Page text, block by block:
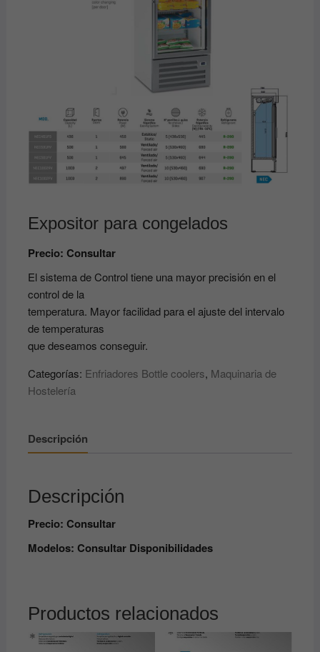
Expositor para congelados
Precio: Consultar
El sistema de Control tiene una mayor precisión en el
control de la
temperatura. Mayor facilidad para el ajuste del intervalo
de temperaturas
que deseamos conseguir.
Categorías: Enfriadores Bottle coolers, Maquinaria de
Hostelería
Descripción
Descripción
Precio: Consultar
Modelos: Consultar Disponibilidades
Productos relacionados